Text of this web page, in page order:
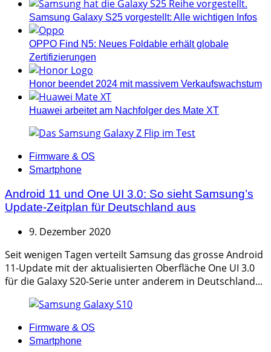
Samsung Galaxy S25 vorgestellt: Alle wichtigen Infos
OPPO Find N5: Neues Foldable erhält globale
Zertifizierungen
Honor beendet 2024 mit massivem Verkaufswachstum
Huawei arbeitet am Nachfolger des Mate XT
Categories
Firmware & OS
Smartphone
Android 11 und One UI 3.0: So sieht Samsung’s
Update-Zeitplan für Deutschland aus
9. Dezember 2020
Seit wenigen Tagen verteilt Samsung das grosse Android
11-Update mit der aktualisierten Oberfläche One UI 3.0
für die Galaxy S20-Serie unter anderem in Deutschland...
Categories
Firmware & OS
Smartphone